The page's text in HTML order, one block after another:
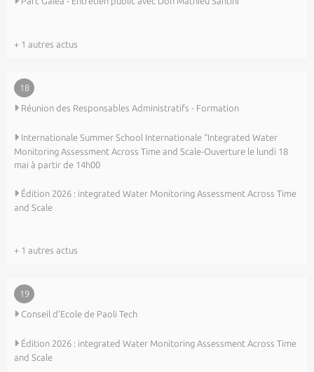
+ 1 autres actus
18
Réunion des Responsables Administratifs - Formation
Internationale Summer School Internationale “Integrated Water
Monitoring Assessment Across Time and Scale-Ouverture le lundi 18
mai à partir de 14h00
Édition 2026 : integrated Water Monitoring Assessment Across Time
and Scale
+ 1 autres actus
19
Conseil d’Ecole de Paoli Tech
Édition 2026 : integrated Water Monitoring Assessment Across Time
and Scale